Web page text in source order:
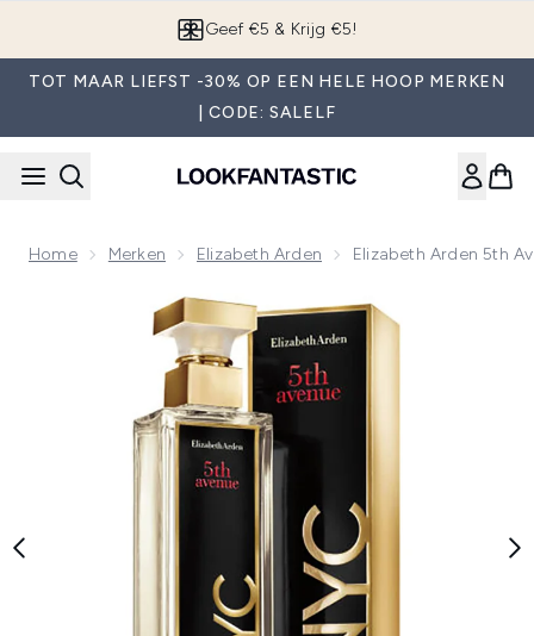
Geef €5 & Krijg €5!
TOT MAAR LIEFST -30% OP EEN HELE HOOP MERKEN
| CODE: SALELF
Home Merken Elizabeth Arden Elizabeth Arden 5th
Now showing image 1 Elizabeth Arden 5th Avenue New York